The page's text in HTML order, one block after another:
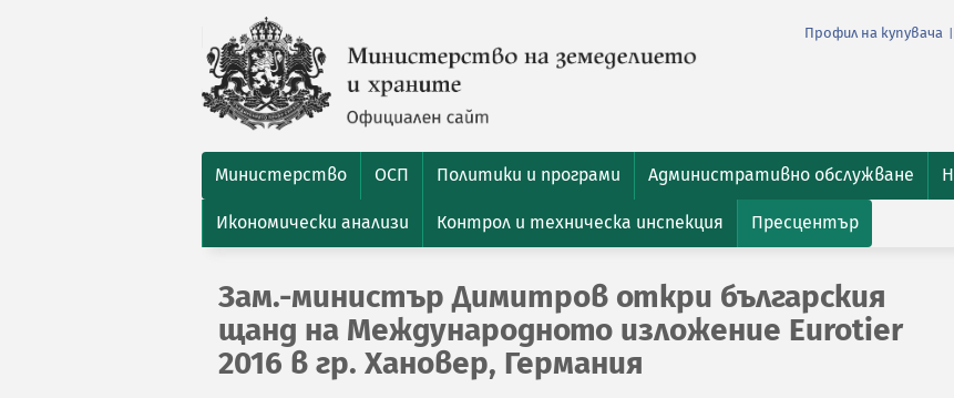
Профил на купувача
Министерство ОСП Политики и програми Административно обслужване
Икономически анализи Контрол и техническа инспекция Пресцентър
Зам.-министър Димитров откри българския
щанд на Международното изложение Eurotier
2016 в гр. Хановер, Германия